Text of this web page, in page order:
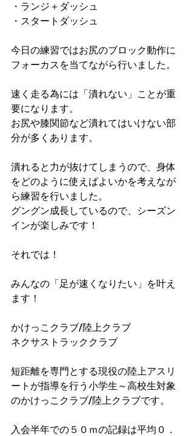
・ランジ＋ダッシュ
・スタートダッシュ
今日の練習ではお尻のブロック動作に
フォーカスを当てながら行いました。
速く走る為には「潰れない」ことが重
要になります。
お尻や膝関節など潰れてはいけない部
分が多くあります。
潰れると力が抜けてしまうので、身体
をどのように使えばよいかを考えなが
ら練習を行いました。
グングン成長しているので、シーズン
インが楽しみです！
それでは！
みんなの「足が速くなりたい」を叶え
ます！
かけっこクラブ/陸上クラブ
ネクサストラッククラブ
短距離を専門とする現役の陸上アスリ
ートが指導を行う小学生～高校生対象
のかけっこクラブ/陸上クラブです。
入会半年での５０ｍの記録は平均０．